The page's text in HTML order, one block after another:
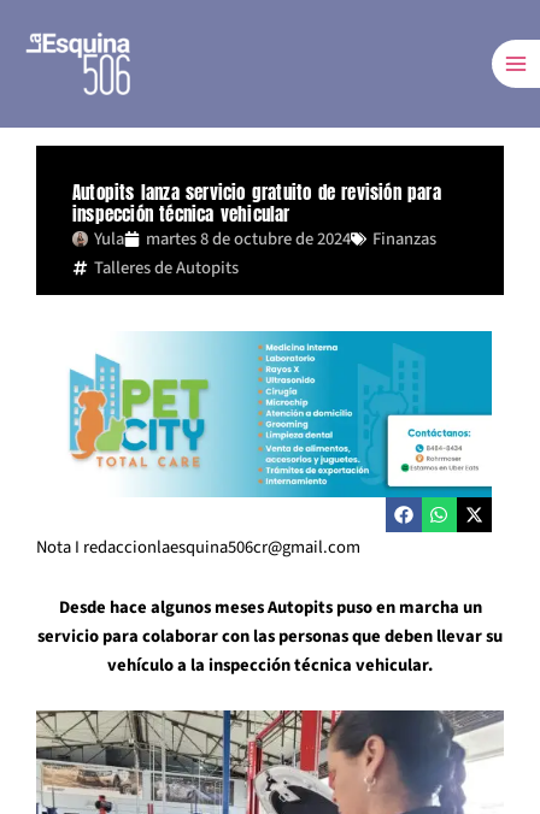
Autopits lanza servicio gratuito de revisión para
inspección técnica vehicular
Yula martes 8 de octubre de 2024
Finanzas
Talleres de Autopits
Nota I redaccionlaesquina506cr@gmail.com
Desde hace algunos meses Autopits puso en marcha un
servicio para colaborar con las personas que deben llevar su
vehículo a la inspección técnica vehicular.